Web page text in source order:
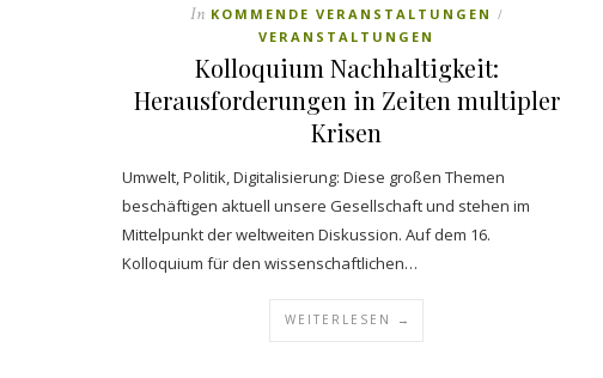
In KOMMENDE VERANSTALTUNGEN /
VERANSTALTUNGEN
Kolloquium Nachhaltigkeit:
Herausforderungen in Zeiten multipler
Krisen
Umwelt, Politik, Digitalisierung: Diese großen Themen
beschäftigen aktuell unsere Gesellschaft und stehen im
Mittelpunkt der weltweiten Diskussion. Auf dem 16.
Kolloquium für den wissenschaftlichen…
WEITERLESEN →